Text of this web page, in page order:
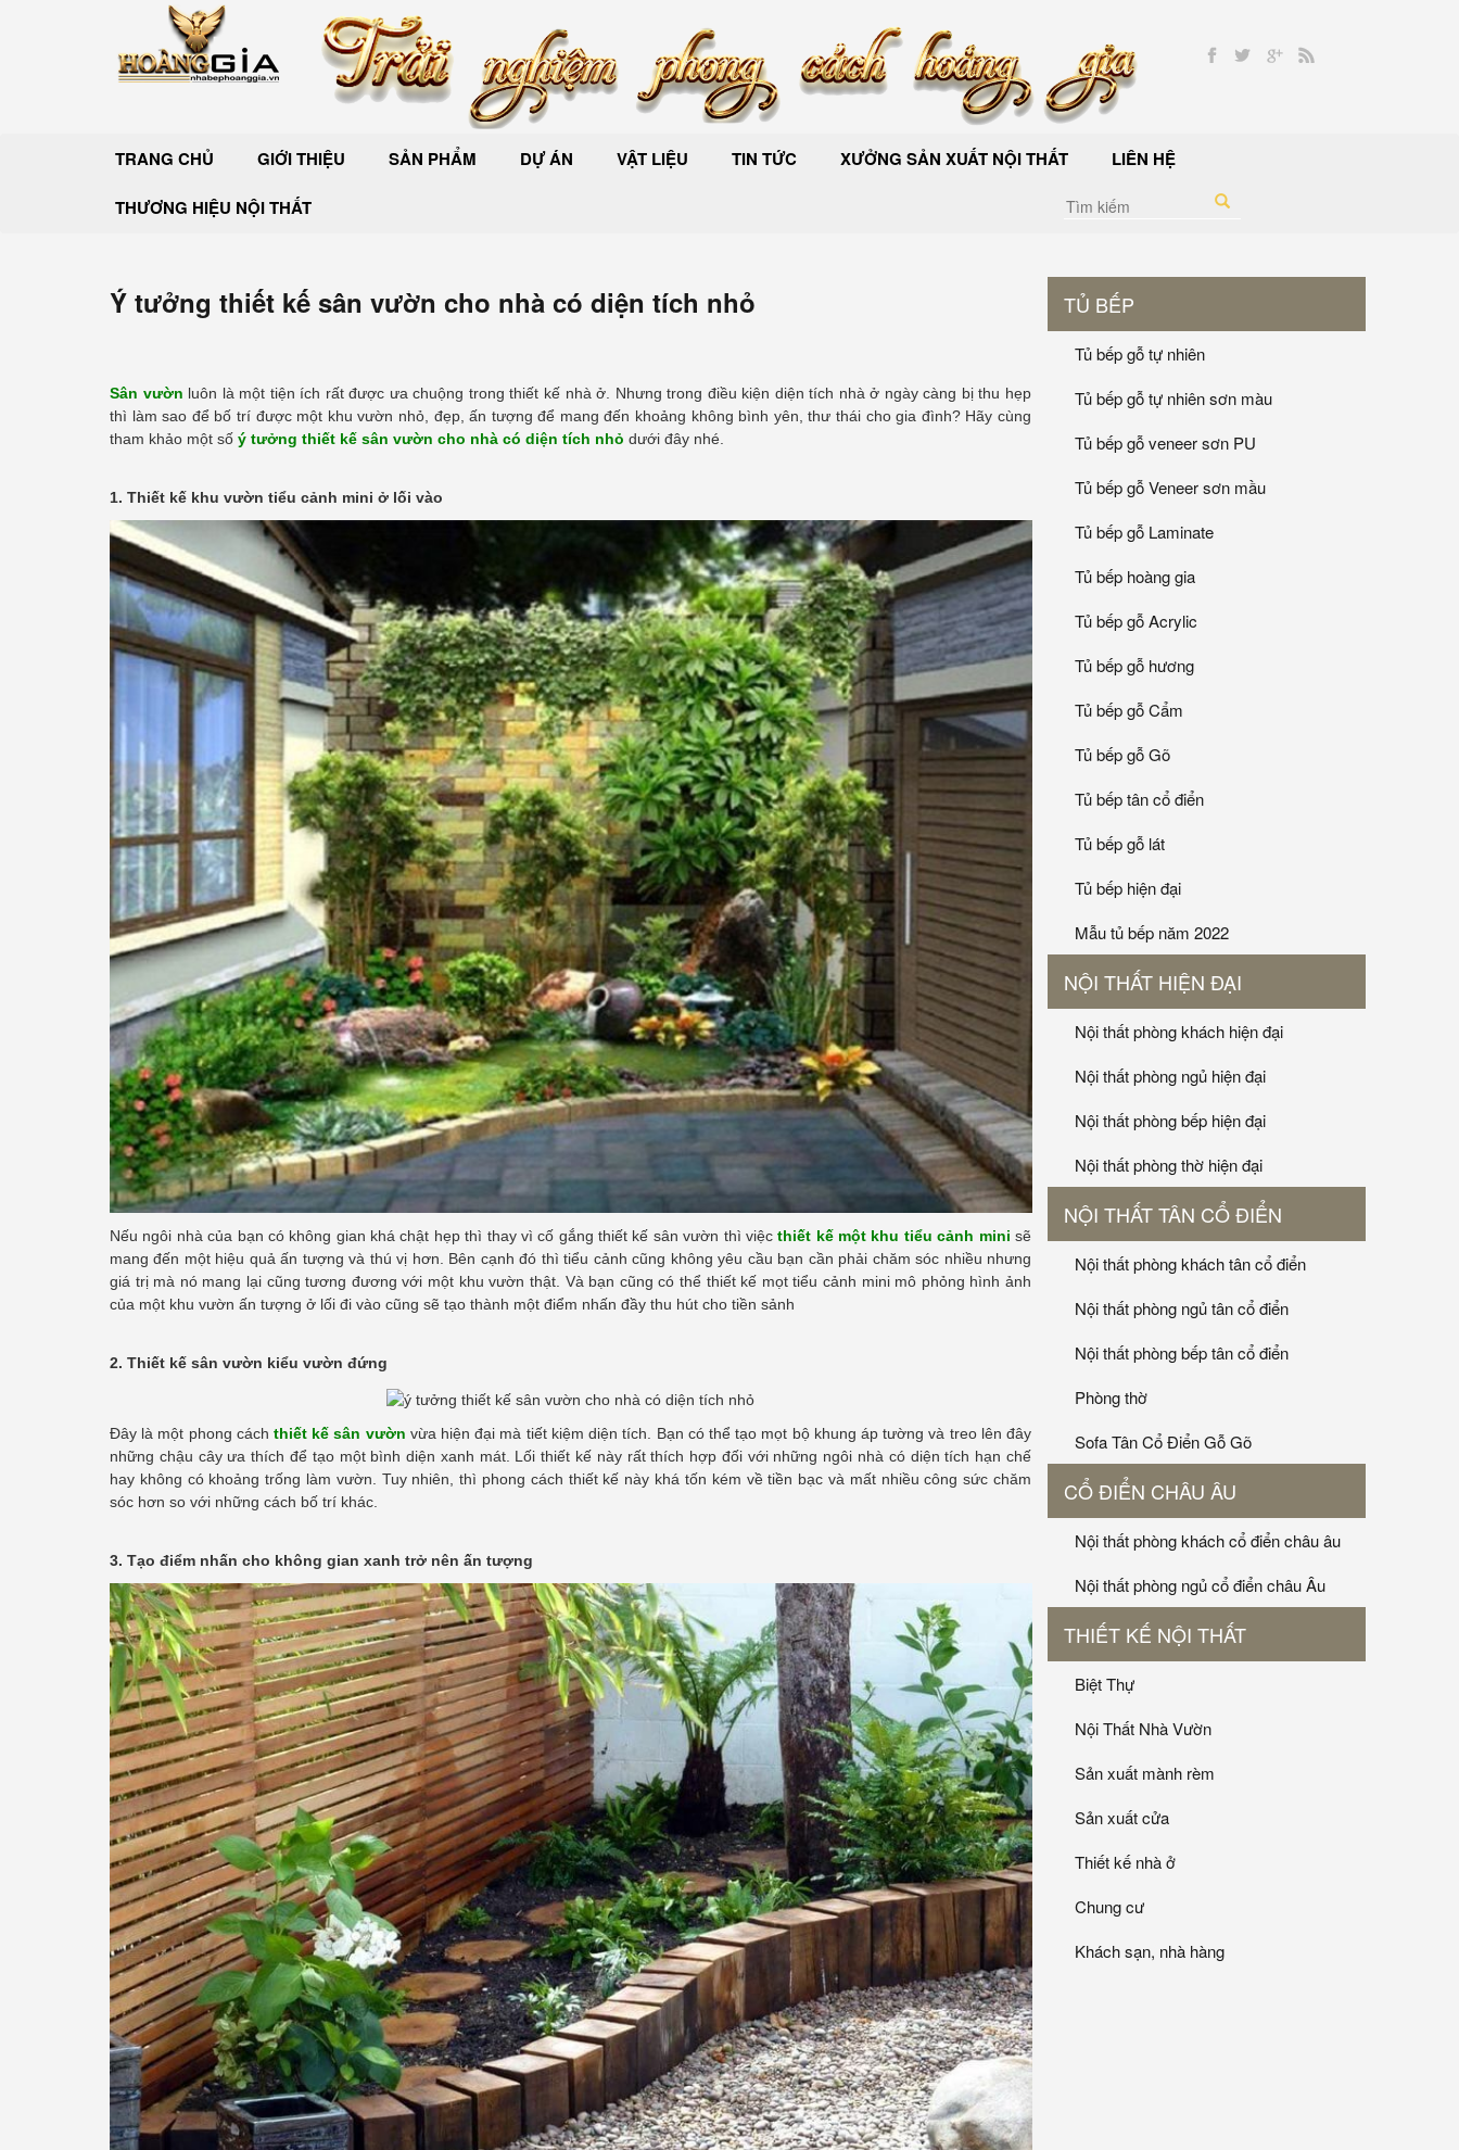
TRANG CHỦ GIỚI THIỆU SẢN PHẨM DỰ ÁN VẬT LIỆU TIN TỨC XƯỞNG SẢN XUẤT NỘI THẤT LIÊN HỆ
THƯƠNG HIỆU NỘI THẤT
Ý tưởng thiết kế sân vườn cho nhà có diện tích nhỏ
Sân vườn luôn là một tiện ích rất được ưa chuộng trong thiết kế nhà ở. Nhưng trong điều kiện diện tích nhà ở ngày càng bị thu hẹp
thì làm sao để bố trí được một khu vườn nhỏ, đẹp, ấn tượng để mang đến khoảng không bình yên, thư thái cho gia đình? Hãy cùng
tham khảo một số ý tưởng thiết kế sân vườn cho nhà có diện tích nhỏ dưới đây nhé.
1. Thiết kế khu vườn tiểu cảnh mini ở lối vào
Nếu ngôi nhà của bạn có không gian khá chật hẹp thì thay vì cố gắng thiết kế sân vườn thì việcthiết kế một khu tiểu cảnh mini sẽ
mang đến một hiệu quả ấn tượng và thú vị hơn. Bên cạnh đó thì tiểu cảnh cũng không yêu cầu bạn cần phải chăm sóc nhiều nhưng
giá trị mà nó mang lại cũng tương đương với một khu vườn thật. Và bạn cũng có thể thiết kế mọt tiểu cảnh mini mô phỏng hình ảnh
của một khu vườn ấn tượng ở lối đi vào cũng sẽ tạo thành một điểm nhấn đầy thu hút cho tiền sảnh
2. Thiết kế sân vườn kiểu vườn đứng
Đây là một phong cáchthiết kế sân vườn vừa hiện đại mà tiết kiệm diện tích. Bạn có thể tạo mọt bộ khung áp tường và treo lên đây
những chậu cây ưa thích để tạo một bình diện xanh mát. Lối thiết kế này rất thích hợp đối với những ngôi nhà có diện tích hạn chế
hay không có khoảng trống làm vườn. Tuy nhiên, thì phong cách thiết kế này khá tốn kém về tiền bạc và mất nhiều công sức chăm
sóc hơn so với những cách bố trí khác.
3. Tạo điểm nhấn cho không gian xanh trở nên ấn tượng
TỦ BẾP
Tủ bếp gỗ tự nhiên
Tủ bếp gỗ tự nhiên sơn màu
Tủ bếp gỗ veneer sơn PU
Tủ bếp gỗ Veneer sơn mầu
Tủ bếp gỗ Laminate
Tủ bếp hoàng gia
Tủ bếp gỗ Acrylic
Tủ bếp gỗ hương
Tủ bếp gỗ Cẩm
Tủ bếp gỗ Gõ
Tủ bếp tân cổ điển
Tủ bếp gỗ lát
Tủ bếp hiện đại
Mẫu tủ bếp năm 2022
NỘI THẤT HIỆN ĐẠI
Nội thất phòng khách hiện đại
Nội thất phòng ngủ hiện đại
Nội thất phòng bếp hiện đại
Nội thất phòng thờ hiện đại
NỘI THẤT TÂN CỔ ĐIỂN
Nội thất phòng khách tân cổ điển
Nội thất phòng ngủ tân cổ điển
Nội thất phòng bếp tân cổ điển
Phòng thờ
Sofa Tân Cổ Điển Gỗ Gõ
CỔ ĐIỂN CHÂU ÂU
Nội thất phòng khách cổ điển châu âu
Nội thất phòng ngủ cổ điển châu Âu
THIẾT KẾ NỘI THẤT
Biệt Thự
Nội Thất Nhà Vườn
Sản xuất mành rèm
Sản xuất cửa
Thiết kế nhà ở
Chung cư
Khách sạn, nhà hàng